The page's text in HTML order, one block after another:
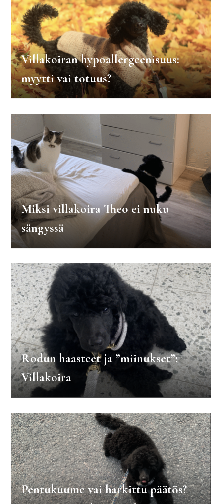
Villakoiran hypoallergeenisuus:
myytti vai totuus?
Miksi villakoira Theo ei nuku
sängyssä
Rodun haasteet ja ”miinukset”:
Villakoira
Pentukuume vai harkittu päätös?